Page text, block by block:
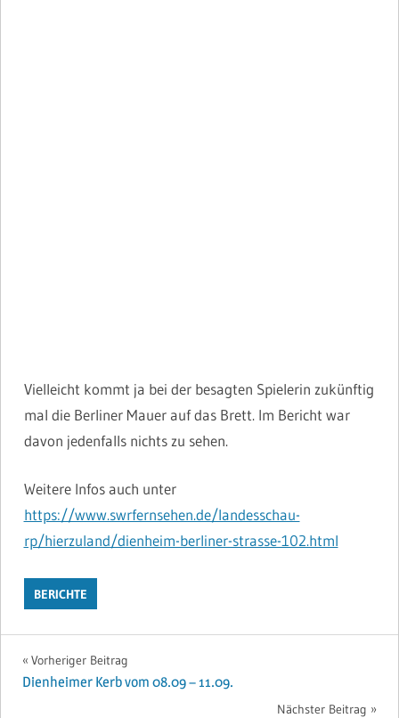
Vielleicht kommt ja bei der besagten Spielerin zukünftig
mal die Berliner Mauer auf das Brett. Im Bericht war
davon jedenfalls nichts zu sehen.
Weitere Infos auch unter
https://www.swrfernsehen.de/landesschau-
rp/hierzuland/dienheim-berliner-strasse-102.html
BERICHTE
Beitragsnavigation
Vorheriger Beitrag
Dienheimer Kerb vom 08.09 – 11.09.
Nächster Beitrag